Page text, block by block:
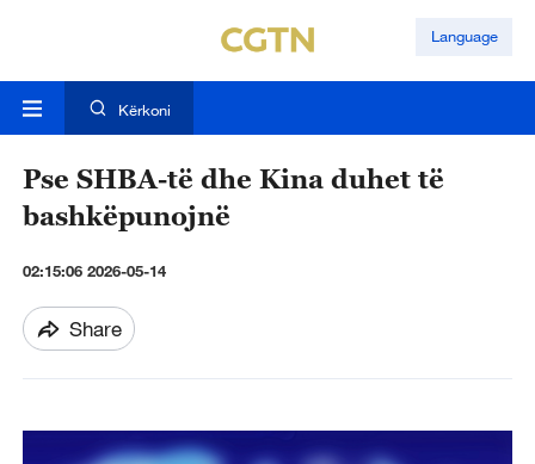
Language
Kërkoni
Pse SHBA-të dhe Kina duhet të
bashkëpunojnë
02:15:06 2026-05-14
Share